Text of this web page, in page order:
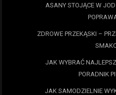
ASANY STOJĄCE W
ZDROWE PRZEKĄSKI –
JAK WYBRAĆ
PORADNIK
JAK SAMODZIELNIE